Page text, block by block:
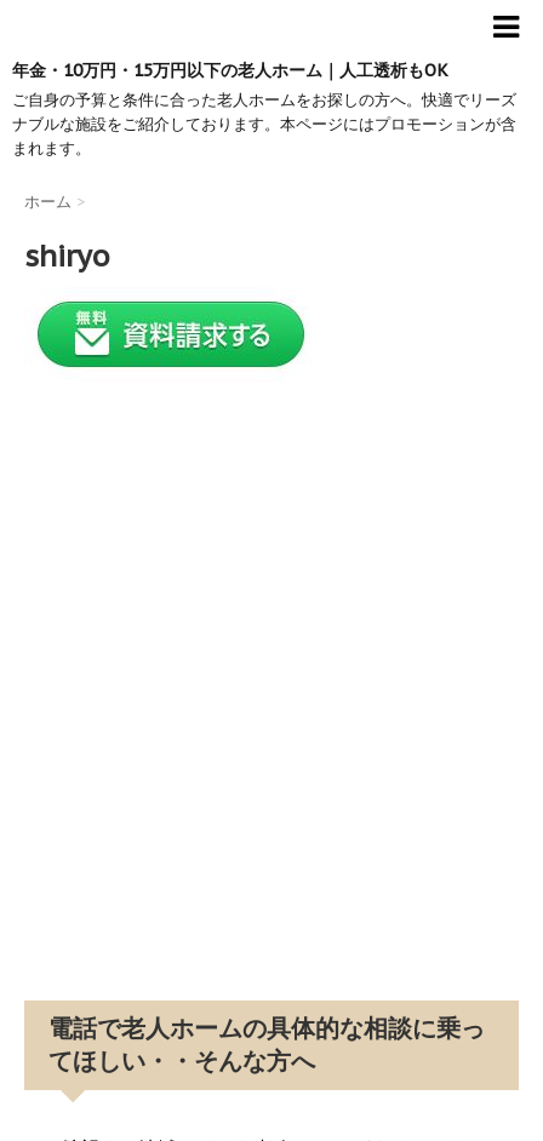
年金・10万円・15万円以下の老人ホーム｜人工透析もOK
ご自身の予算と条件に合った老人ホームをお探しの方へ。快適でリーズ
ナブルな施設をご紹介しております。本ページにはプロモーションが含
まれます。
ホーム >
shiryo
電話で老人ホームの具体的な相談に乗っ
てほしい・・そんな方へ